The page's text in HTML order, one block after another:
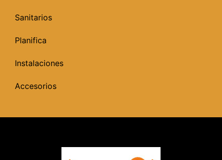
Sanitarios
Planifica
Instalaciones
Accesorios